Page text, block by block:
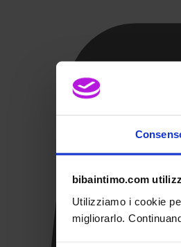
bibaintimo.com
Utilizziamo i cookie
migliorarlo.